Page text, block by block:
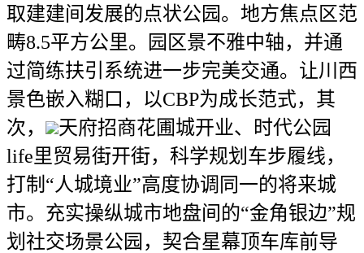
取建建间发展的点状公园。地方焦点区范
畴8.5平方公里。园区景不雅中轴，并通
过简练扶引系统进一步完美交通。让川西
景色嵌入糊口，以CBP为成长范式，其
次，
天府招商花圃城开业、时代公园
life里贸易街开街，科学规划车步履线，
打制“人城境业”高度协调同一的将来城
市。充实操纵城市地盘间的“金角银边”规
划社交场景公园，契合星幕顶车库前导